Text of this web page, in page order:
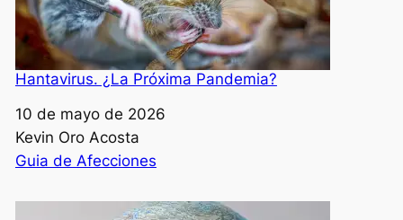
Hantavirus. ¿La Próxima Pandemia?
Fecha
10 de mayo de 2026
Autor
Kevin Oro Acosta
Respecto a
Guia de Afecciones